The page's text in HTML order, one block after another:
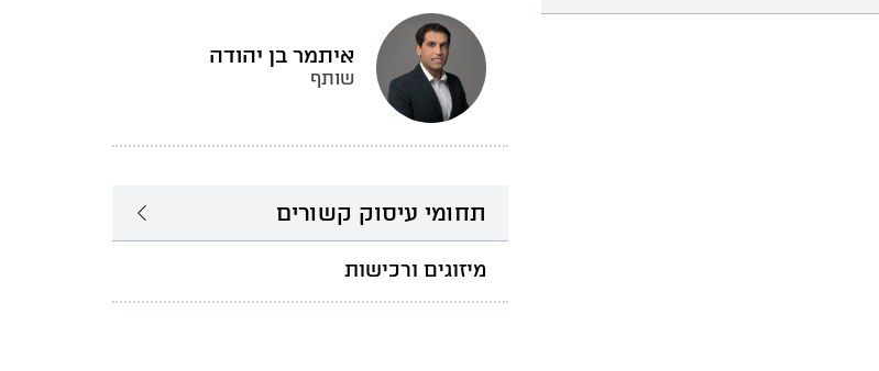
איתמר בן יהודה
שותף
תחומי עיסוק קשורים
מיזוגים ורכישות